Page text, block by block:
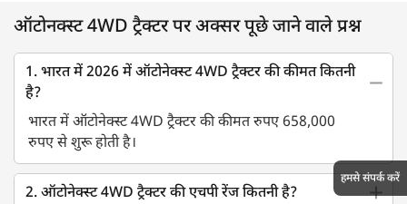
ऑटोनक्स्ट 4WD ट्रैक्टर पर अक्सर पूछे जाने वाले प्रश्न
1. भारत में 2026 में ऑटोनेक्स्ट 4WD ट्रैक्टर की कीमत कितनी
है?
भारत में ऑटोनेक्स्ट 4WD ट्रैक्टर की कीमत रुपए 658,000
रुपए से शुरू होती है।
2. ऑटोनेक्स्ट 4WD ट्रैक्टर की एचपी रेंज कितनी है?
हमसे संपर्क करें